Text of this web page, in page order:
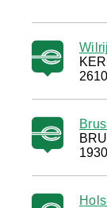
2610
1930